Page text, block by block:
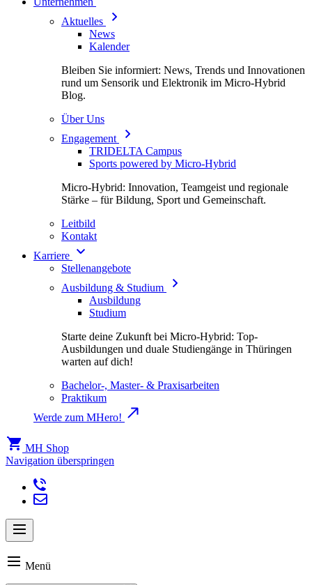
Aktuelles
News
Kalender
Bleiben Sie informiert: News, Trends und Innovationen
rund um Sensorik und Elektronik im Micro-Hybrid
Blog.
Über Uns
Engagement
TRIDELTA Campus
Sports powered by Micro-Hybrid
Micro-Hybrid: Innovation, Teamgeist und regionale
Stärke – für Bildung, Sport und Gemeinschaft.
Leitbild
Kontakt
Karriere
Stellenangebote
Ausbildung & Studium
Ausbildung
Studium
Starte deine Zukunft bei Micro-Hybrid: Top-
Ausbildungen und duale Studiengänge in Thüringen
warten auf dich!
Bachelor-, Master- & Praxisarbeiten
Praktikum
Werde zum MHero!
MH Shop
Navigation überspringen
Menü